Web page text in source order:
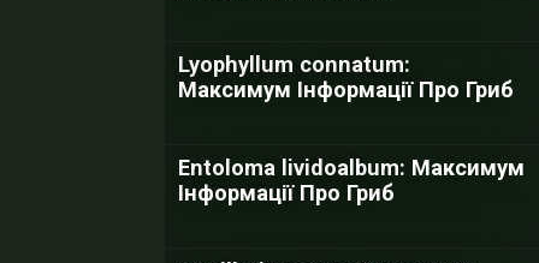
Lyophyllum connatum:
Максимум Інформації Про Гриб
Entoloma lividoalbum: Максимум
Інформації Про Гриб